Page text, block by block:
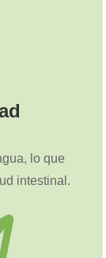
lo que
intestinal.